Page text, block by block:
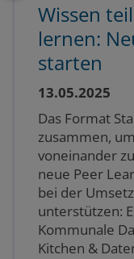
Wissen
lernen:
starten
13.05.2025
Das Format
zusammen,
voneinander
neue Peer
bei der
unterstützen:
Kommunale
Kitchen &